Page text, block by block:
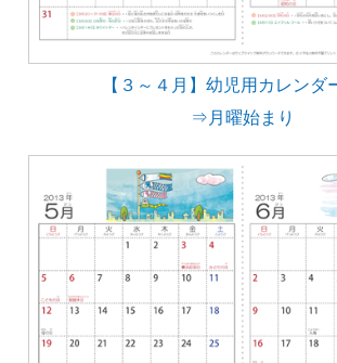
【３～４月】幼児用カレンダ
⇒月曜始まり